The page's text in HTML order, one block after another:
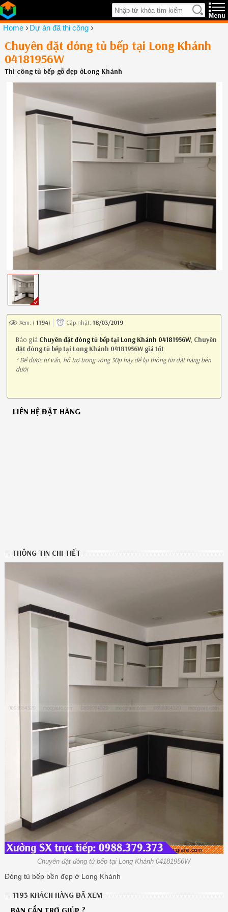
Home ›Dự án đã thi công ›
Chuyên đặt đóng tủ bếp tại Long Khánh
04181956W
Thi công tủ bếp gỗ đẹp ởLong Khánh
Xem: ( 1194) Cập nhật: 18/03/2019
Báo giá Chuyên đặt đóng tủ bếp tại Long Khánh 04181956W, Chuyên
đặt đóng tủ bếp tại Long Khánh 04181956W giá tốt
* Để được tư vấn, hỗ trợ trong vòng 30p hãy để lại thông tin đặt hàng bên
dưới
LIÊN HỆ ĐẶT HÀNG
THÔNG TIN CHI TIẾT
Chuyên đặt đóng tủ bếp tại Long Khánh 04181956W
Đóng tủ bếp bền đẹp ở Long Khánh
1193 KHÁCH HÀNG ĐÃ XEM